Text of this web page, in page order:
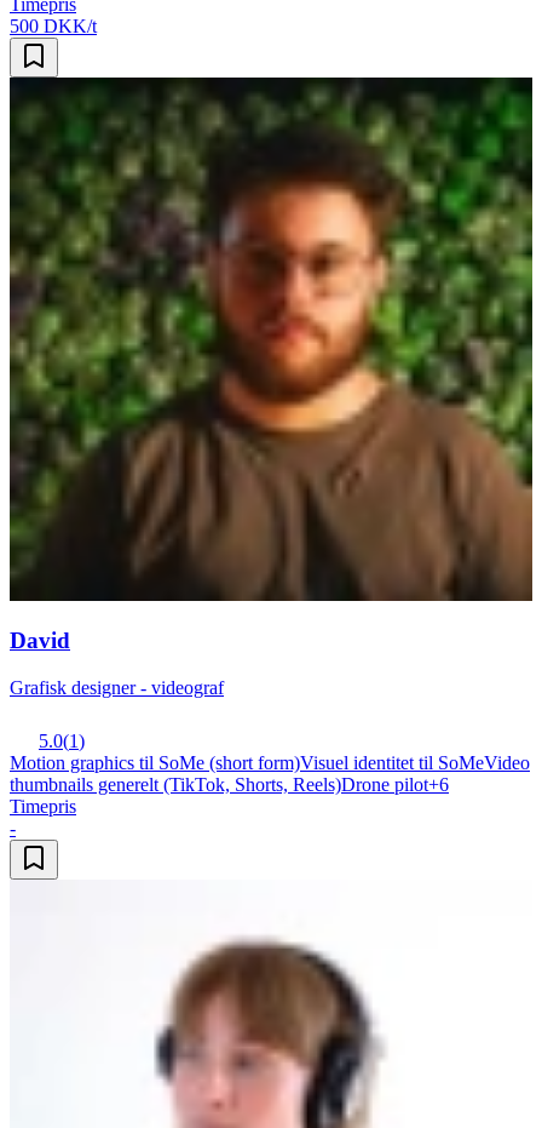
500 DKK/t
David
Grafisk designer - videograf
5.0(1)
Motion graphics til SoMe (short form)Visuel identitet til SoMeVideo
thumbnails generelt (TikTok, Shorts, Reels)Drone pilot+6
Timepris
-